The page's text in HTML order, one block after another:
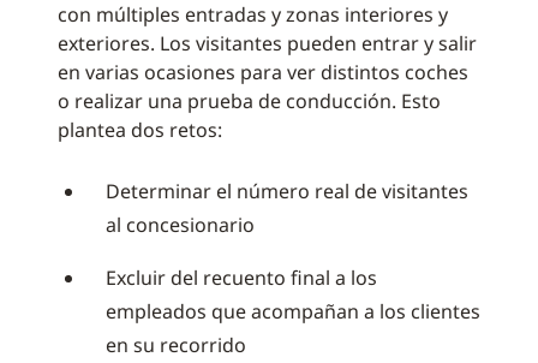
con múltiples entradas y zonas interiores y
exteriores. Los visitantes pueden entrar y salir
en varias ocasiones para ver distintos coches
o realizar una prueba de conducción. Esto
plantea dos retos:
Determinar el número real de visitantes
al concesionario
Excluir del recuento final a los
empleados que acompañan a los clientes
en su recorrido